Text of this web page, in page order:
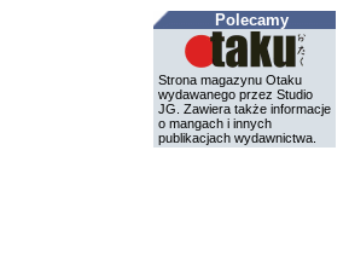
Polecamy
Strona magazynu Otaku
wydawanego przez Studio
JG. Zawiera także informacje
o mangach i innych
publikacjach wydawnictwa.